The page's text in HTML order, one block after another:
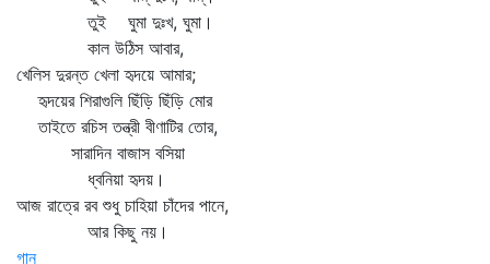
তুই ঘুমা দুঃখ, ঘুমা।
কাল উঠিস আবার,
খেলিস দুরন্ত খেলা হৃদয়ে আমার;
হৃদয়ের শিরাগুলি ছিঁড়ি ছিঁড়ি মোর
তাইতে রচিস তন্ত্রী বীণাটির তোর,
সারাদিন বাজাস বসিয়া
ধ্বনিয়া হৃদয়।
আজ রাত্রে রব শুধু চাহিয়া চাঁদের পানে,
আর কিছু নয়।
গান